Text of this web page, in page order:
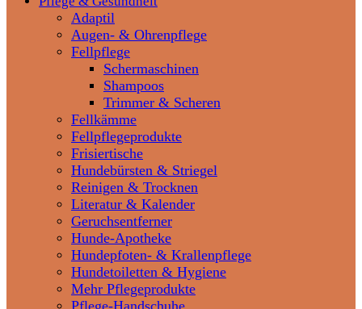
Adaptil
Augen- & Ohrenpflege
Fellpflege
Schermaschinen
Shampoos
Trimmer & Scheren
Fellkämme
Fellpflegeprodukte
Frisiertische
Hundebürsten & Striegel
Reinigen & Trocknen
Literatur & Kalender
Geruchsentferner
Hunde-Apotheke
Hundepfoten- & Krallenpflege
Hundetoiletten & Hygiene
Mehr Pflegeprodukte